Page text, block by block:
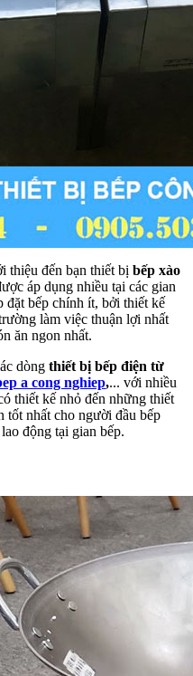
thiệu đến bạn thiết bị bếp xào
áp dụng nhiều tại các gian
đặt bếp chính ít, bởi thiết kế
làm việc thuận lợi nhất
ăn ngon nhất.
dòng thiết bị bếp điện từ
a cong nghiep,... với nhiều
thiết kế nhỏ đến những thiết
tốt nhất cho người đầu bếp
động tại gian bếp.